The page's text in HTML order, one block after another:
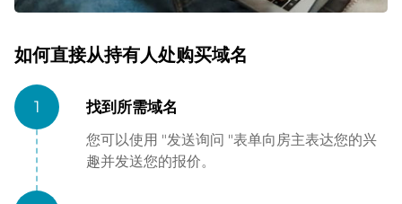
如何直接从持有人处购买域名
1 找到所需域名
您可以使用 "发送询问 "表单向房主表达您的兴
趣并发送您的报价。